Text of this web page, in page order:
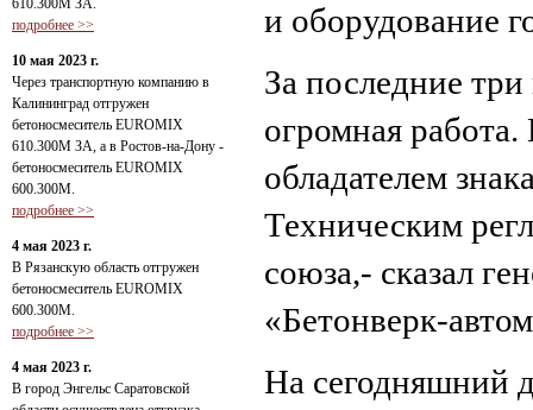
610.300М ЗА.
подробнее >>
10 мая 2023 г.
Через транспортную компанию в
Калининград отгружен
бетоносмеситель EUROMIX
610.300М ЗА, а в Ростов-на-Дону -
бетоносмеситель EUROMIX
600.300М.
подробнее >>
4 мая 2023 г.
В Рязанскую область отгружен
бетоносмеситель EUROMIX
600.300М.
подробнее >>
4 мая 2023 г.
В город Энгельс Саратовской
и оборудование
За последние
огромная
обладателем
Техническим
союза,- сказал
«Бетонверк-
На сегодняшний